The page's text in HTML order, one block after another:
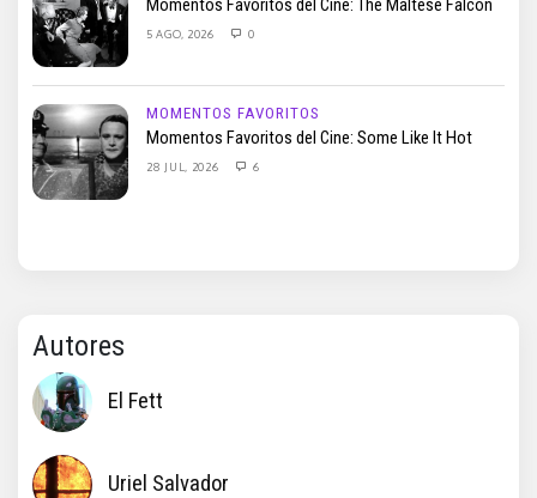
Momentos Favoritos del Cine: The Maltese Falcon
5 AGO, 2026 0
MOMENTOS FAVORITOS
Momentos Favoritos del Cine: Some Like It Hot
28 JUL, 2026 6
Autores
El Fett
Uriel Salvador